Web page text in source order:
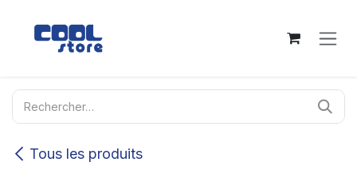
Tous les produits